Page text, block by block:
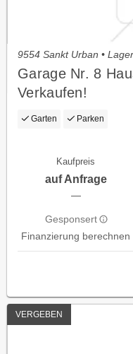
9554 Sankt Urban •
Garage Nr. 8
Verkaufen!
Garten Parken
Kaufpreis
auf Anfrage
—
Gesponsert
Finanzierung berechnen
VERGEBEN